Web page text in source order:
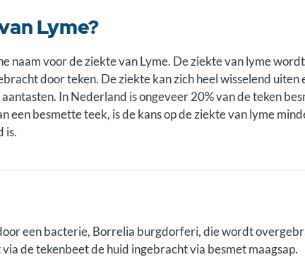
Lyme?
naam voor de ziekte van Lyme. De ziekte van lyme
door teken. De ziekte kan zich heel wisselend uiten
In Nederland is ongeveer 20% van de teken
een besmette teek, is de kans op de ziekte van lyme
is.
een bacterie, Borrelia burgdorferi, die wordt
de tekenbeet de huid ingebracht via besmet maagsap.